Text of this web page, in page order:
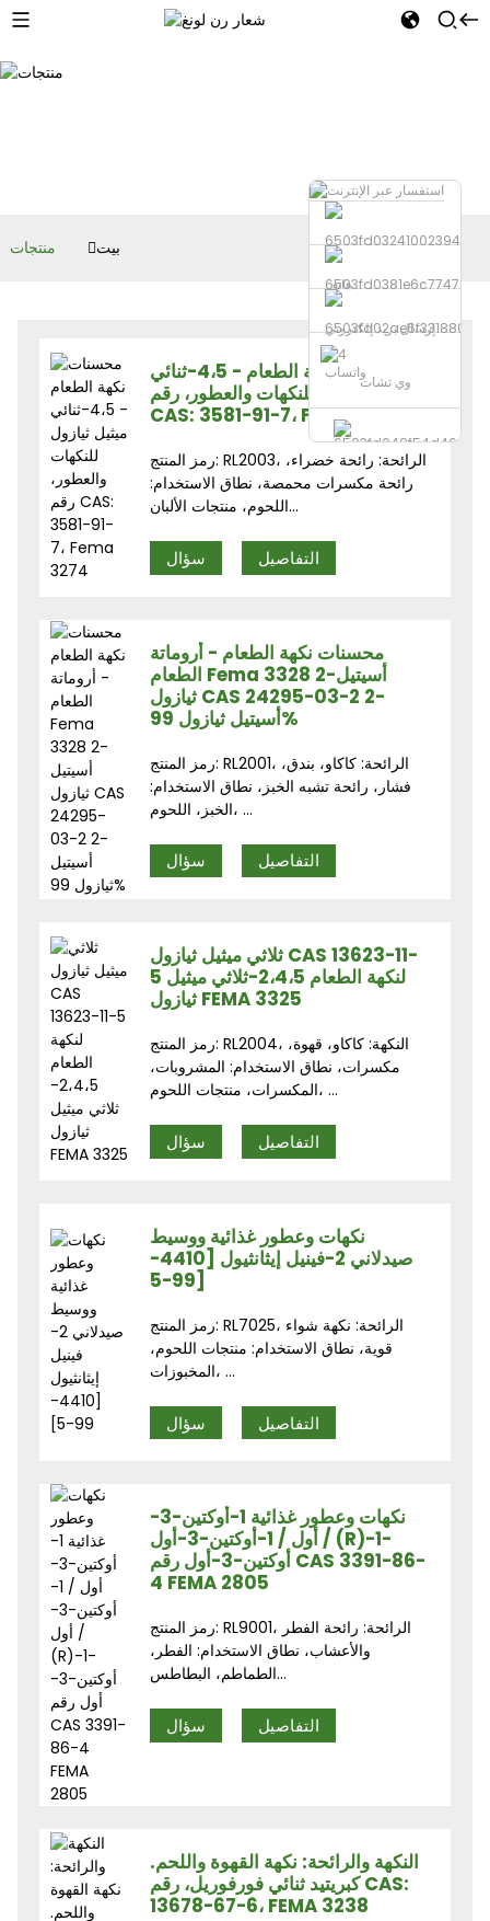
هاتف
إرسال بريد إلكتروني
واتساب
وي تشات
بيت منتجات
محسنات نكهة الطعام - 4،5-ثنائي
ميثيل ثيازول للنكهات والعطور، رقم
CAS: 3581-91-7، Fema 3274
رمز المنتج: RL2003، الرائحة: رائحة خضراء،
رائحة مكسرات محمصة، نطاق الاستخدام:
اللحوم، منتجات الألبان...
سؤال التفاصيل
محسنات نكهة الطعام - أروماتة
الطعام Fema 3328 2-أسيتيل
ثيازول CAS 24295-03-2 2-
أسيتيل ثيازول 99%
رمز المنتج: RL2001، الرائحة: كاكاو، بندق،
فشار، رائحة تشبه الخبز، نطاق الاستخدام:
الخبز، اللحوم، ...
سؤال التفاصيل
ثلاثي ميثيل ثيازول CAS 13623-11-
5 لنكهة الطعام 2،4،5-ثلاثي ميثيل
ثيازول FEMA 3325
رمز المنتج: RL2004، النكهة: كاكاو، قهوة،
مكسرات، نطاق الاستخدام: المشروبات،
المكسرات، منتجات اللحوم، ...
سؤال التفاصيل
نكهات وعطور غذائية ووسيط
صيدلاني 2-فينيل إيثانثيول [4410-
99-5]
رمز المنتج: RL7025، الرائحة: نكهة شواء
قوية، نطاق الاستخدام: منتجات اللحوم،
المخبوزات، ...
سؤال التفاصيل
نكهات وعطور غذائية 1-أوكتين-3-
أول / 1-أوكتين-3-أول / (R)-1-
أوكتين-3-أول رقم CAS 3391-86-
4 FEMA 2805
رمز المنتج: RL9001، الرائحة: رائحة الفطر
والأعشاب، نطاق الاستخدام: الفطر،
الطماطم، البطاطس...
سؤال التفاصيل
النكهة والرائحة: نكهة القهوة واللحم.
كبريتيد ثنائي فورفوريل، رقم CAS:
13678-67-6، FEMA 3238